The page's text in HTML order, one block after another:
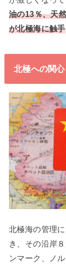
油の13％、天
が北極海に触手
北極への関
北極海の管理
き、その沿岸
ンマーク、ノ